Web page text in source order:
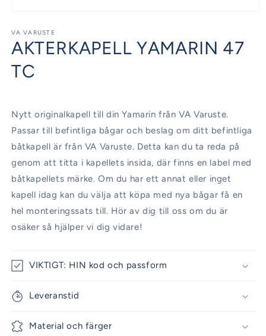
1
modalfönster
VA VARUSTE
AKTERKAPELL YAMARIN 47
TC
Nytt originalkapell till din Yamarin från VA Varuste.
Passar till befintliga bågar och beslag om ditt befintliga
båtkapell är från VA Varuste. Detta kan du ta reda på
genom att titta i kapellets insida, där finns en label med
båtkapellets märke. Om du har ett annat eller inget
kapell idag kan du välja att köpa med nya bågar få en
hel monteringssats till. Hör av dig till oss om du är
osäker så hjälper vi dig vidare!
VIKTIGT: HIN kod och passform
Leveranstid
Material och färger